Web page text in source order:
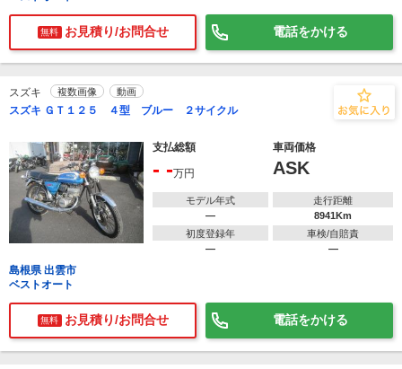
無料 お見積り/お問合せ 電話をかける
スズキ 複数画像 動画
スズキ ＧＴ１２５ ４型 ブルー ２サイクル
支払総額 車両価格
- -万円 ASK
モデル年式
―
走行距離
8941Km
初度登録年
―
車検/自賠責
―
島根県 出雲市
ベストオート
無料 お見積り/お問合せ 電話をかける